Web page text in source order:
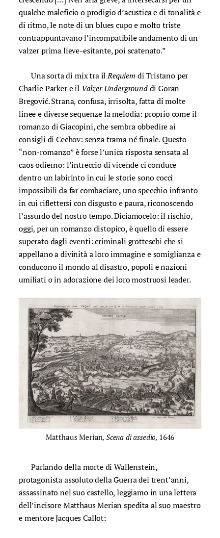
qualche maleficio o prodigio d’acustica e di tonalità e
di ritmo, le note di un blues cupo e molto triste
contrappuntavano l’incompatibile andamento di un
valzer prima lieve-esitante, poi scatenato.”
Una sorta di mix tra ilRequiem di Tristano per
Charlie Parker e il Valzer Undergrounddi Goran
Bregović. Strana, confusa, irrisolta, fatta di molte
linee e diverse sequenze la melodia: proprio come il
romanzo di Giacopini, che sembra obbedire ai
consigli di Cechov: senza trama né finale. Questo
“non-romanzo” è forse l’unica risposta sensata al
caos odierno: l’intreccio di vicende ci conduce
dentro un labirinto in cui le storie sono cocci
impossibili da far combaciare, uno specchio infranto
in cui riflettersi con disgusto e paura, riconoscendo
l’assurdo del nostro tempo. Diciamocelo: il rischio,
oggi, per un romanzo distopico, è quello di essere
superato dagli eventi: criminali grotteschi che si
appellano a divinità a loro immagine e somiglianza e
conducono il mondo al disastro, popoli e nazioni
umiliati o in adorazione dei loro mostruosi leader.
Matthaus Merian, Scena di assedio, 1646
Parlando della morte di Wallenstein,
protagonista assoluto della Guerra dei trent’anni,
assassinato nel suo castello, leggiamo in una lettera
dell’incisore Matthaus Merian spedita al suo maestro
e mentore Jacques Callot: